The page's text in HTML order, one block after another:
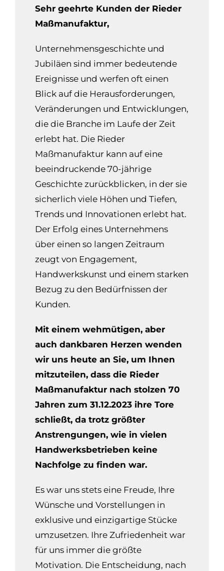
Sehr geehrte Kunden der Rieder
Maßmanufaktur,
Unternehmensgeschichte und
Jubiläen sind immer bedeutende
Ereignisse und werfen oft einen
Blick auf die Herausforderungen,
Veränderungen und Entwicklungen,
die die Branche im Laufe der Zeit
erlebt hat. Die Rieder
Maßmanufaktur kann auf eine
beeindruckende 70-jährige
Geschichte zurückblicken, in der sie
sicherlich viele Höhen und Tiefen,
Trends und Innovationen erlebt hat.
Der Erfolg eines Unternehmens
über einen so langen Zeitraum
zeugt von Engagement,
Handwerkskunst und einem starken
Bezug zu den Bedürfnissen der
Kunden.
Mit einem wehmütigen, aber
auch dankbaren Herzen wenden
wir uns heute an Sie, um Ihnen
mitzuteilen, dass die Rieder
Maßmanufaktur nach stolzen 70
Jahren zum 31.12.2023 ihre Tore
schließt, da trotz größter
Anstrengungen, wie in vielen
Handwerksbetrieben keine
Nachfolge zu finden war.
Es war uns stets eine Freude, Ihre
Wünsche und Vorstellungen in
exklusive und einzigartige Stücke
umzusetzen. Ihre Zufriedenheit war
für uns immer die größte
Motivation. Die Entscheidung, nach